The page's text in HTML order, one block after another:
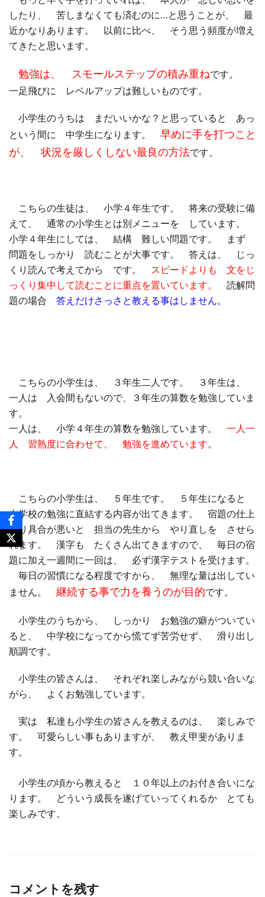
したり、 苦しまなくても済むのに…と思うことが、 最
近かなりあります。 以前に比べ、 そう思う頻度が増え
てきたと思います。
勉強は、 スモールステップの積み重ねです。
一足飛びに レベルアップは難しいものです。
小学生のうちは まだいいかな？と思っていると あっ
という間に 中学生になります。 早めに手を打つこと
が、 状況を厳しくしない最良の方法です。
こちらの生徒は、 小学４年生です。 将来の受験に備
えて、 通常の小学生とは別メニューを しています。
小学４年生にしては、 結構 難しい問題です。 まず
問題をしっかり 読むことが大事です。 答えは、 じっ
くり読んで考えてから です。 スピードよりも 文をじ
っくり集中して読むことに重点を置いています。
読解問
題の場合 答えだけさっさと教える事はしません。
こちらの小学生は、 ３年生二人です。 ３年生は、
一人は 入会間もないので、３年生の算数を勉強していま
す。
一人は、 小学４年生の算数を勉強しています。 一人一
人 習熟度に合わせて、 勉強を進めています。
こちらの小学生は、 ５年生です。 ５年生になると
中学校の勉強に直結する内容が出てきます。 宿題の仕上
がり具合が悪いと 担当の先生から やり直しを させら
れます。 漢字も たくさん出てきますので、 毎日の宿
題に加え一週間に一回は、 必ず漢字テストを受けます。
毎日の習慣になる程度ですから、 無理な量は出してい
ません。 継続する事で力を養うのが目的です。
小学生のうちから、 しっかり お勉強の癖がついてい
ると、 中学校になってから慌てず苦労せず、 滑り出し
順調です。
小学生の皆さんは、 それぞれ楽しみながら競い合いな
がら、 よくお勉強しています。
実は 私達も小学生の皆さんを教えるのは、 楽しみで
す。 可愛らしい事もありますが、 教え甲斐がありま
す。
小学生の頃から教えると １０年以上のお付き合いにな
ります。 どういう成長を遂げていってくれるか とても
楽しみです。
コメントを残す